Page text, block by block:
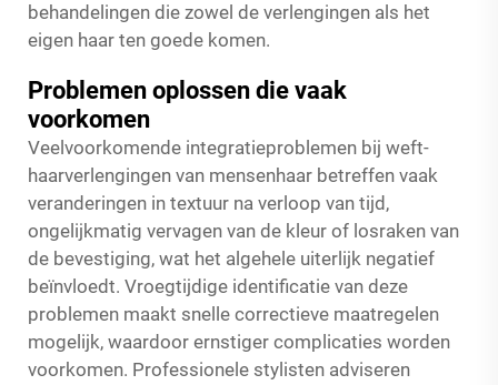
behandelingen die zowel de verlengingen als het
eigen haar ten goede komen.
Problemen oplossen die vaak
voorkomen
Veelvoorkomende integratieproblemen bij weft-
haarverlengingen van mensenhaar betreffen vaak
veranderingen in textuur na verloop van tijd,
ongelijkmatig vervagen van de kleur of losraken van
de bevestiging, wat het algehele uiterlijk negatief
beïnvloedt. Vroegtijdige identificatie van deze
problemen maakt snelle correctieve maatregelen
mogelijk, waardoor ernstiger complicaties worden
voorkomen. Professionele stylisten adviseren